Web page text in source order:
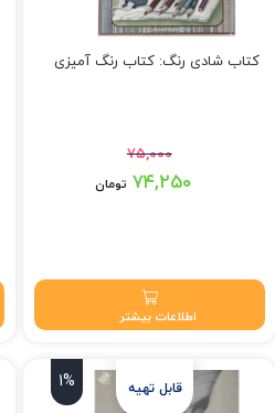
کتاب شادی رنگ: کتاب رنگ آمیزی
۷۵,۰۰۰
قیمت اصلی: ۷۵,۰۰۰ تومان بود.۷۴,۲۵۰ تومان
اطلاعات بیشتر
1%